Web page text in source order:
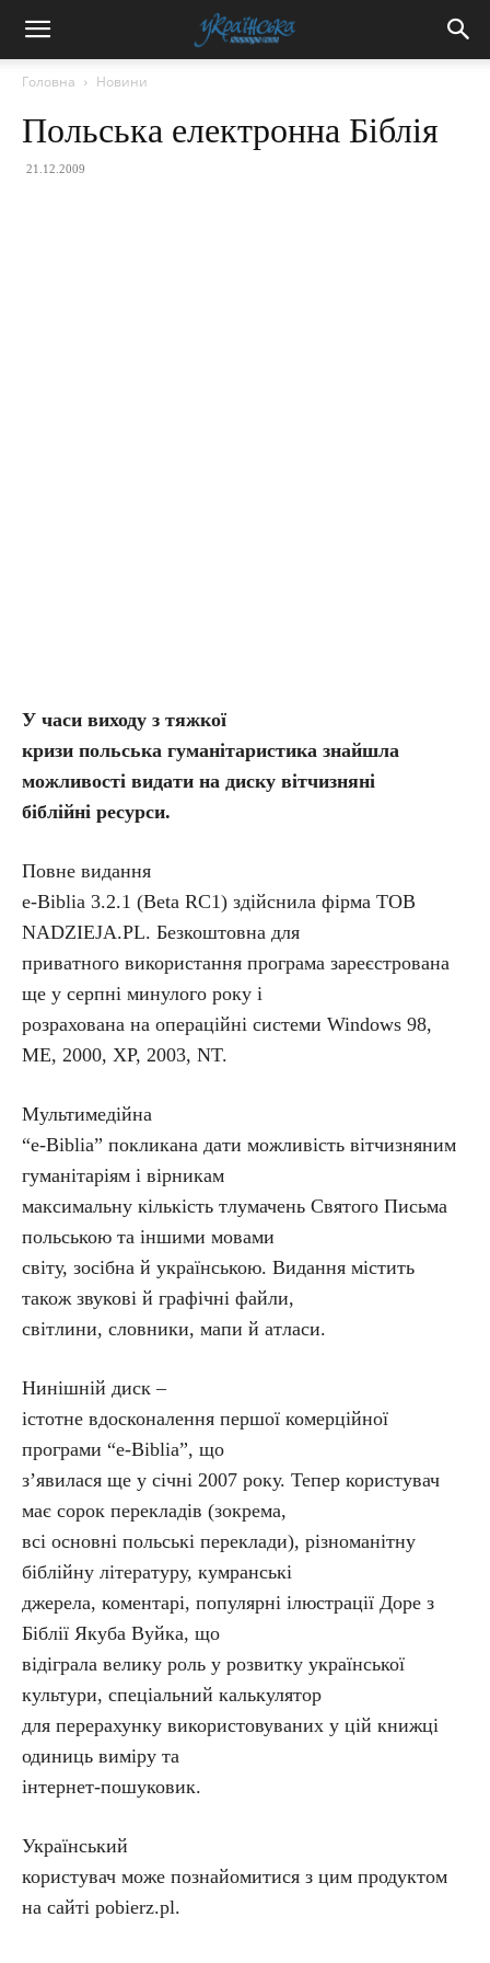
Головна Новини
Польська електронна Біблія
21.12.2009
У часи виходу з тяжкої
кризи польська гуманітаристика знайшла
можливості видати на диску вітчизняні
біблійні ресурси.
Повне видання
e-Biblia 3.2.1 (Beta RC1) здійснила фірма ТОВ
NADZIEJA.PL. Безкоштовна для
приватного використання програма зареєстрована
ще у серпні минулого року і
розрахована на операційні системи Windows 98,
ME, 2000, XP, 2003, NT.
Мультимедійна
“e-Biblia” покликана дати можливість вітчизняним
гуманітаріям і вір­никам
максимальну кількість тлумачень Святого Письма
польською та іншими мовами
світу, зосібна й українською. Видання містить
також звукові й графічні файли,
світлини, словники, мапи й атласи.
Нинішній диск –
істотне вдосконалення першої комерційної
програми “e-Biblia”, що
з’явилася ще у січні 2007 року. Тепер користувач
має сорок перекладів (зокрема,
всі основні польські переклади), різноманітну
біблійну літературу, кумранські
джерела, коментарі, популярні ілюстрації Доре з
Біблії Якуба Вуйка, що
відіграла велику роль у розвитку української
культури, спеціальний калькулятор
для перерахунку використовуваних у цій книжці
одиниць виміру та
інтернет-пошуковик.
Український
користувач може познайомитися з цим продуктом
на сайті pobierz.pl.